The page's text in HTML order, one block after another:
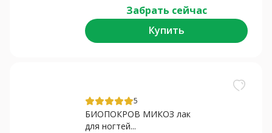
Забрать сейчас
Купить
5
БИОПОКРОВ МИКОЗ лак
для ногтей...